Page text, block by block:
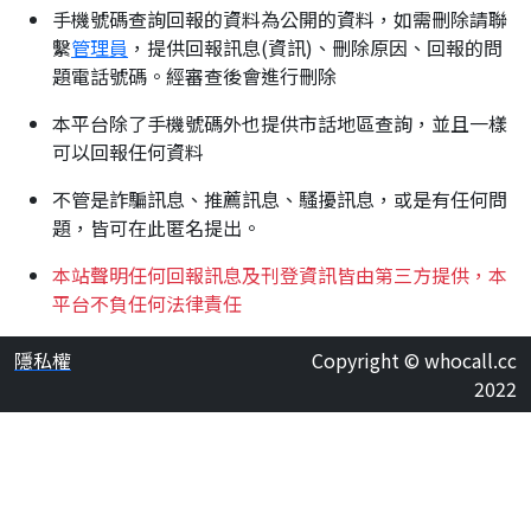
手機號碼查詢回報的資料為公開的資料，如需刪除請聯
繫管理員 ，提供回報訊息(資訊)、刪除原因、回報的問
題電話號碼。經審查後會進行刪除
本平台除了手機號碼外也提供市話地區查詢，並且一樣
可以回報任何資料
不管是詐騙訊息、推薦訊息、騷擾訊息，或是有任何問
題，皆可在此匿名提出。
本站聲明任何回報訊息及刊登資訊皆由第三方提供，本
平台不負任何法律責任
隱私權
Copyright © whocall.cc
2022